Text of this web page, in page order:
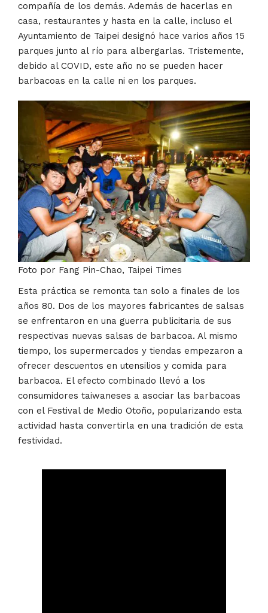
compañía de los demás. Además de hacerlas en
casa, restaurantes y hasta en la calle, incluso el
Ayuntamiento de Taipei designó hace varios años 15
parques junto al río para albergarlas. Tristemente,
debido al COVID, este año no se pueden hacer
barbacoas en la calle ni en los parques.
Foto por Fang Pin-Chao, Taipei Times
Esta práctica se remonta tan solo a finales de los
años 80. Dos de los mayores fabricantes de salsas
se enfrentaron en una guerra publicitaria de sus
respectivas nuevas salsas de barbacoa. Al mismo
tiempo, los supermercados y tiendas empezaron a
ofrecer descuentos en utensilios y comida para
barbacoa. El efecto combinado llevó a los
consumidores taiwaneses a asociar las barbacoas
con el Festival de Medio Otoño, popularizando esta
actividad hasta convertirla en una tradición de esta
festividad.